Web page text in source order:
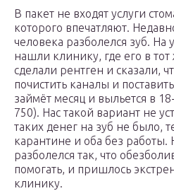
В пакет не входят услуги
которого впечатляют.
человека разболелся зуб. На
нашли клинику, где его в
сделали рентген и сказали,
почистить каналы и
займёт месяц и выльется в
750). Нас такой вариант не
таких денег на зуб не было,
карантине и оба без работы.
разболелся так, что
помогать, и пришлось
клинику.